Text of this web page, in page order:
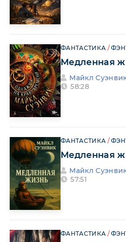
ФАНТАСТИКА /
Медленная
Майкл
58:28
ФАНТАСТИКА /
Медленная
Майкл
57:51
ФАНТАСТИКА /